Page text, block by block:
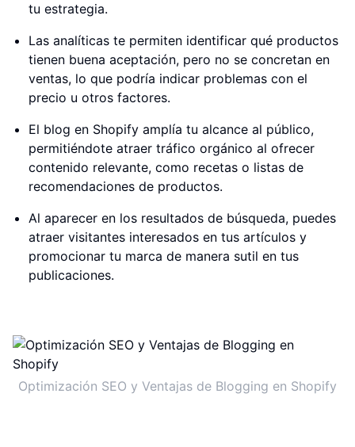
tu estrategia.
Las analíticas te permiten identificar qué productos
tienen buena aceptación, pero no se concretan en
ventas, lo que podría indicar problemas con el
precio u otros factores.
El blog en Shopify amplía tu alcance al público,
permitiéndote atraer tráfico orgánico al ofrecer
contenido relevante, como recetas o listas de
recomendaciones de productos.
Al aparecer en los resultados de búsqueda, puedes
atraer visitantes interesados en tus artículos y
promocionar tu marca de manera sutil en tus
publicaciones.
Optimización SEO y Ventajas de Blogging en Shopify